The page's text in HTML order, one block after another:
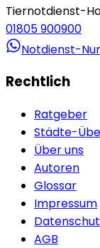
Tiernotdienst-
01805 900900
Notdienst-
Rechtlich
Ratgeber
Städte-
Über uns
Autoren
Glossar
Impressum
AGB